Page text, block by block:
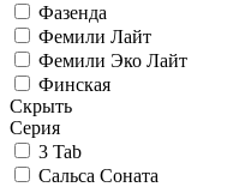
Фазенда
Фемили Лайт
Фемили Эко Лайт
Финская
Скрыть
Серия
3 Tab
Сальса Соната